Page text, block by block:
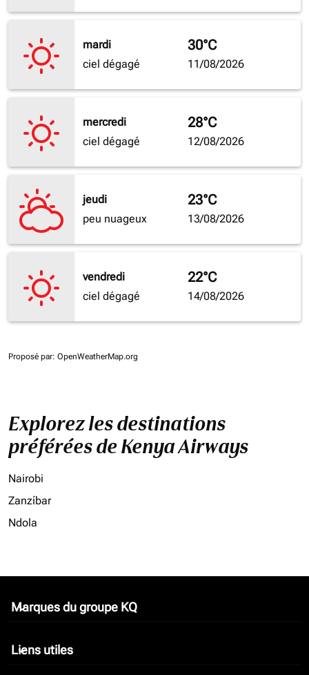
mardi
ciel dégagé
30°C
11/08/2026
mercredi
ciel dégagé
28°C
12/08/2026
jeudi
peu nuageux
23°C
13/08/2026
vendredi
ciel dégagé
22°C
14/08/2026
Proposé par: OpenWeatherMap.org
Explorez les destinations
préférées de Kenya Airways
Nairobi
Zanzíbar
Ndola
Marques du groupe KQ
keyboard_arrow_down
Liens utiles
keyboard_arrow_down